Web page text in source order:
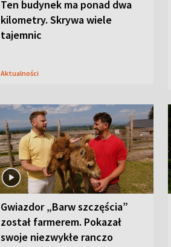
Ten budynek ma ponad dwa
kilometry. Skrywa wiele
tajemnic
Aktualności
Gwiazdor „Barw szczęścia”
został farmerem. Pokazał
swoje niezwykłe ranczo